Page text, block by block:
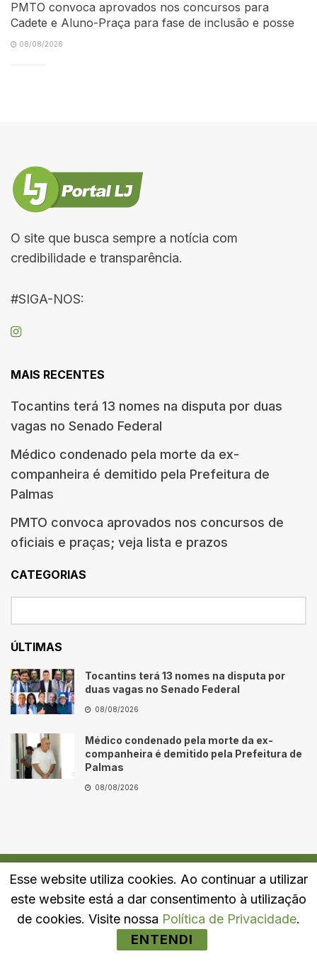
PMTO convoca aprovados nos concursos para
Cadete e Aluno-Praça para fase de inclusão e posse
08/08/2026
O site que busca sempre a notícia com
credibilidade e transparência.
#SIGA-NOS:
MAIS RECENTES
Tocantins terá 13 nomes na disputa por duas
vagas no Senado Federal
Médico condenado pela morte da ex-
companheira é demitido pela Prefeitura de
Palmas
PMTO convoca aprovados nos concursos de
oficiais e praças; veja lista e prazos
CATEGORIAS
ÚLTIMAS
Tocantins terá 13 nomes na disputa por
duas vagas no Senado Federal
08/08/2026
Médico condenado pela morte da ex-
companheira é demitido pela Prefeitura de
Palmas
08/08/2026
Quem Somos Fale Conosco Política de Privacidade
Esse website utiliza cookies. Ao continuar a utilizar
este website está a dar consentimento à utilização
de cookies. Visite nossa Política de Privacidade.
ENTENDI